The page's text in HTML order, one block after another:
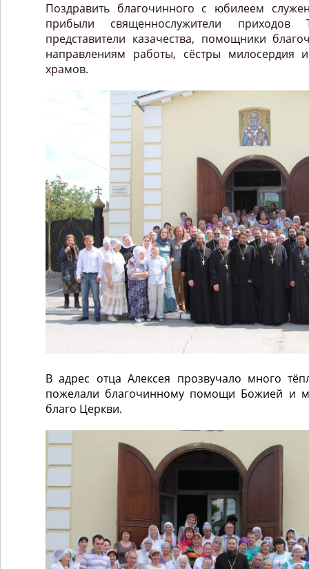
Поздравить благочинного с юбилеем
прибыли священнослужители приходов
представители казачества, помощники
направлениям работы, сёстры милосердия
храмов.
В адрес отца Алексея прозвучало много
пожелали благочинному помощи Божией и
благо Церкви.